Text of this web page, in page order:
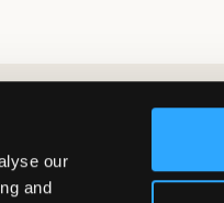
our
and